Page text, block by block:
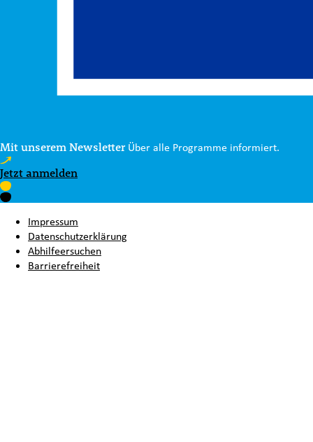
Mit unserem Newsletter Über alle Programme informiert.
Jetzt anmelden
Impressum
Datenschutzerklärung
Abhilfeersuchen
Barrierefreiheit